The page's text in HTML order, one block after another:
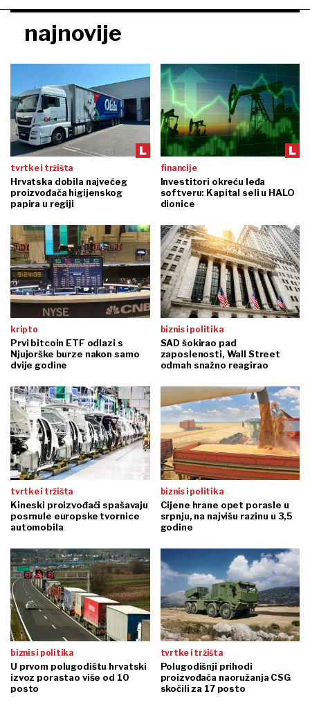
najnovije
tvrtke i tržišta
Hrvatska dobila najvećeg
proizvođača higijenskog
papira u regiji
financije
Investitori okreću leđa
softveru: Kapital seli u HALO
dionice
kripto
Prvi bitcoin ETF odlazi s
Njujorške burze nakon samo
dvije godine
biznis i politika
SAD šokirao pad
zaposlenosti, Wall Street
odmah snažno reagirao
tvrtke i tržišta
Kineski proizvođači spašavaju
posrnule europske tvornice
automobila
biznis i politika
Cijene hrane opet porasle u
srpnju, na najvišu razinu u 3,5
godine
biznis i politika
U prvom polugodištu hrvatski
izvoz porastao više od 10
posto
tvrtke i tržišta
Polugodišnji prihodi
proizvođača naoružanja CSG
skočili za 17 posto